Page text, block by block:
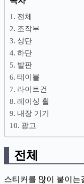
전체
조작부
상단
하단
발판
테이블
라이트건
레이싱 휠
내장 기기
광고
전체
스티커를 많이 붙이는